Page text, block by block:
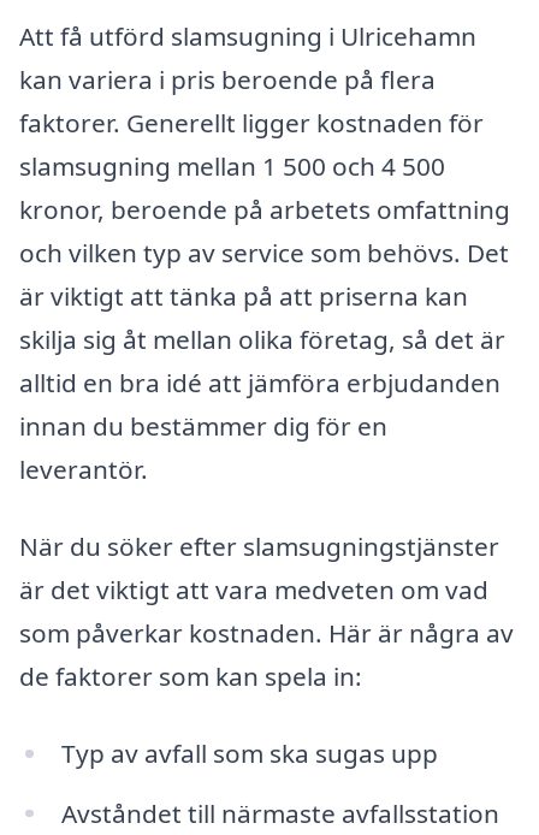
Att få utförd slamsugning i Ulricehamn
kan variera i pris beroende på flera
faktorer. Generellt ligger kostnaden för
slamsugning mellan 1 500 och 4 500
kronor, beroende på arbetets omfattning
och vilken typ av service som behövs. Det
är viktigt att tänka på att priserna kan
skilja sig åt mellan olika företag, så det är
alltid en bra idé att jämföra erbjudanden
innan du bestämmer dig för en
leverantör.
När du söker efter slamsugningstjänster
är det viktigt att vara medveten om vad
som påverkar kostnaden. Här är några av
de faktorer som kan spela in:
Typ av avfall som ska sugas upp
Avståndet till närmaste avfallsstation